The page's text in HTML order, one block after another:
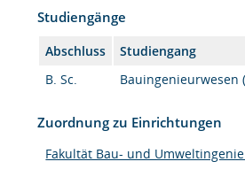
Studiengänge
Abschluss
Studiengang
B. Sc.
Bauingenieurwesen
Zuordnung zu Einrichtungen
Fakultät Bau- und